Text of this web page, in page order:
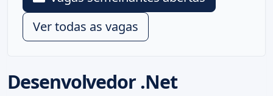
Desenvolvedor .Net
Ver todas as vagas